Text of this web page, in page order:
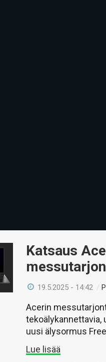
Katsaus
19.5.2025 - 14:42 /
Acerin
tekoälykannettavia,
uusi älysormus
Lue lisää